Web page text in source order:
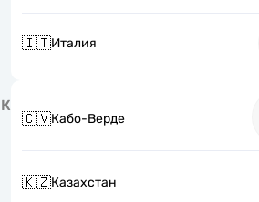
🇮🇹Италия
К
🇨🇻Кабо-Верде
🇰🇿Казахстан